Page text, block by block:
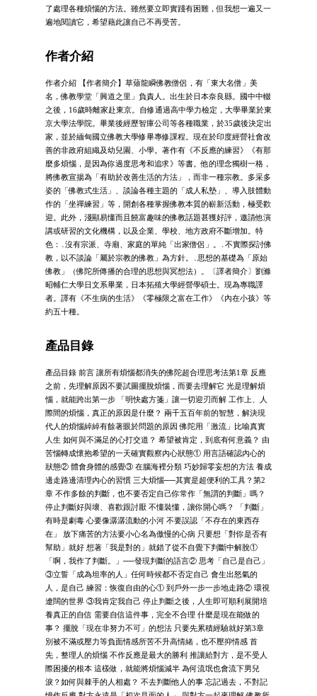
了處理各種煩惱的方法。雖然要立即實踐有困難，但我想一遍又一
遍地閱讀它，希望藉此讓自己不再受苦。
作者介紹
作者介紹 【作者簡介】草薙龍瞬佛教僧侶，有「東大名僧」美
名，佛教學堂「興道之里」負責人。出生於日本奈良縣。國中中輟
之後，16歲時離家赴東京。自修通過高中學力檢定，大學畢業於東
京大學法學院。畢業後經歷智庫公司等各種職業，於35歲後決定出
家，並於緬甸國立佛教大學修畢專修課程。現在於印度經營社會改
善的非政府組織及幼兒園、小學。著作有《不反應的練習》《有那
麼多煩惱，是因為你過度思考和追求》等書。他的理念獨樹一格，
將佛教宣揚為「有助於改善生活的方法」，而非一種宗教。多采多
姿的「佛教式生活」、談論各種主題的「成人私墊」、導入肢體動
作的「坐禪練習」等，開創各種掌握佛教本質的嶄新活動，極受歡
迎。此外，淺顯易懂而且饒富趣味的佛教話題甚獲好評，邀請他演
講或研習的文化機構，以及企業、學校、地方政府不斷增加。特
色：․沒有宗派、寺廟、家庭的單純「出家僧侶」。․不實際探討佛
教，以不談論「屬於宗教的佛教」為方針。․思想的基礎為「原始
佛教」（佛陀所傳播的合理的思想與冥想法）。〔譯者簡介〕劉滌
昭輔仁大學日文系畢業，日本拓殖大學經營學碩士。現為專職譯
者。譯有《不生病的生活》《零極限之富在工作》《內在小孩》等
約五十種。
產品目錄
產品目錄 前言 讓所有煩惱都消失的佛陀超合理思考法第1章 反應
之前，先理解原因不要試圖擺脫煩惱，而要去理解它 光是理解煩
惱，就能跨出第一步 「明快處方箋」讓一切迎刃而解 工作上、人
際間的煩惱，真正的原因是什麼？ 兩千五百年前的智慧，解決現
代人的煩惱綽綽有餘著眼於問題的原因 佛陀用「激流」比喻真實
人生 如何與不滿足的心打交道？ 希望被肯定，到底有何意義？ 由
苦惱轉成懷抱希望的一天確實觀察內心狀態① 用言語確認內心的
狀態② 體會身體的感覺③ 在腦海裡分類 巧妙歸零妄想的方法 養成
邊走路邊清理內心的習慣 三大煩惱──其實是超便利的工具？第2
章 不作多餘的判斷，也不要否定自己你常作「無謂的判斷」嗎？
停止判斷好與壞、喜歡跟討厭 不懂裝懂，讓你開心嗎？ 「判斷」
有時是劇毒 心要像潺潺流動的小河 不要誤認「不存在的東西存
在」 放下痛苦的方法要小心名為傲慢的心病 只要想「對你是否有
幫助」就好 想著「我是對的」就錯了從不自覺下判斷中解脫①
「啊，我作了判斷。」──發現判斷的語言② 思考「自己是自己」
③立誓「成為坦率的人」任何時候都不否定自己 會生出怒氣的
人，是自己 練習：恢復自由的心① 到戶外一步一步地走路② 環視
遼闊的世界 ③我肯定我自己 停止判斷之後，人生即可順利展開培
養真正的自信 需要自信這件事，完全不合理 什麼是現在能做的
事？ 擺脫「現在非努力不可」的想法 只要先累積經驗就好第3章
別被不滿或壓力等負面情感所苦不升高情緒，也不壓抑情感 首
先，整理人的煩惱 不作反應是最大的勝利 推讓給對方，是不受人
際困擾的根本 這樣做，就能將煩惱減半 為何流氓也會流下男兒
淚？如何與棘手的人相處？ 不去判斷他人的事 忘記過去，不對記